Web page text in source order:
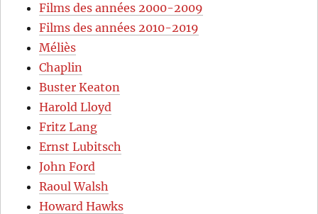
Films des années 2000-2009
Films des années 2010-2019
Méliès
Chaplin
Buster Keaton
Harold Lloyd
Fritz Lang
Ernst Lubitsch
John Ford
Raoul Walsh
Howard Hawks